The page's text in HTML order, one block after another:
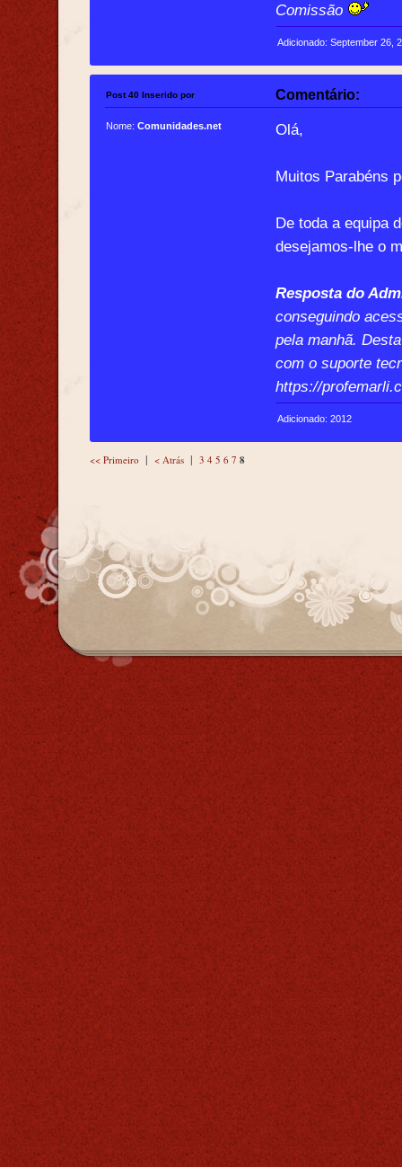
Comissão
Adicionado: September 26,
Post 40 Inserido por Comentário:
Nome:Comunidades.net Olá,
Muitos Parabéns
De toda a equipa
desejamos-lhe o
Resposta do
conseguindo
pela manhã.
com o suporte
https://
Adicionado: 2012
<< Primeiro | < Atrás | 3 4 5 6 7 8